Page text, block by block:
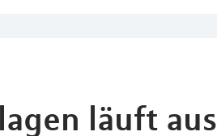
läuft aus